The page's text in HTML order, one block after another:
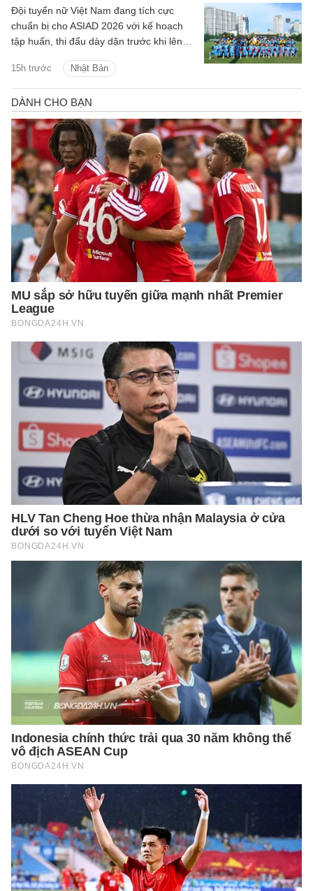
15h trước Nhật Bản
Đội tuyển nữ Việt Nam đang tích cực
chuẩn bị cho ASIAD 2026 với kế hoạch
tập huấn, thi đấu dày dặn trước khi lên